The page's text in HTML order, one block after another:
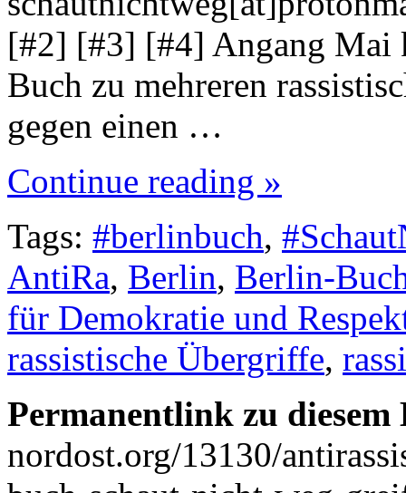
[#2] [#3] [#4] Angang Mai
Buch zu mehreren
gegen einen …
Continue reading »
Tags: #berlinbuch,
AntiRa, Berlin, Berlin-
für Demokratie und
rassistische Übergriffe,
Permanentlink zu
nordost.org/13130/